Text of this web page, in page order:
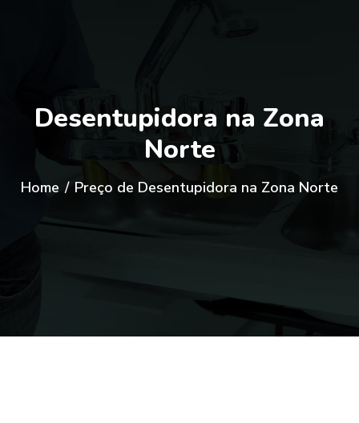
Desentupidora na Zona
Norte
Home / Preço de Desentupidora na Zona Norte